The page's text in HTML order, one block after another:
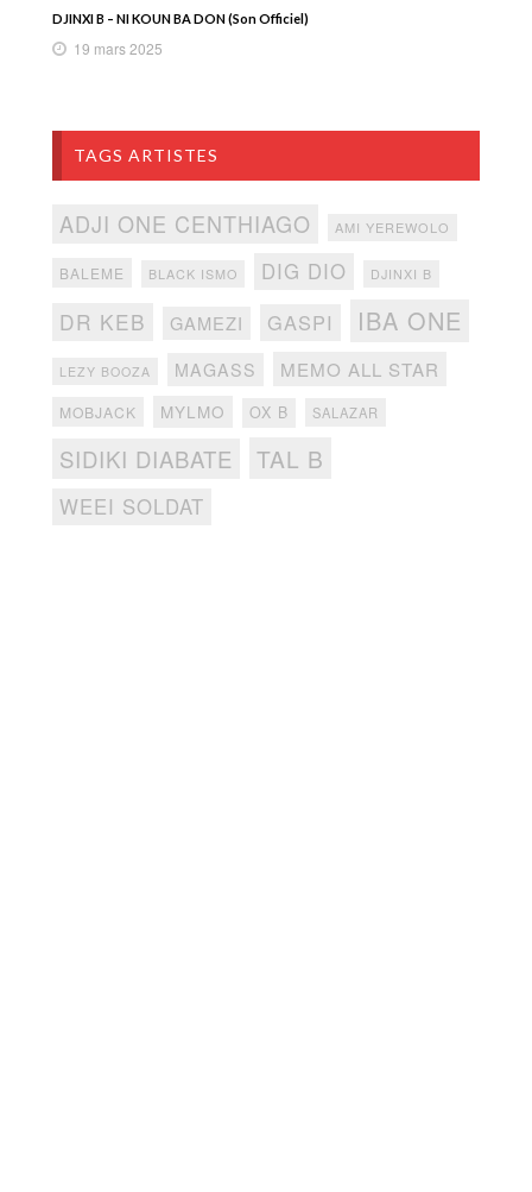
DJINXI B – NI KOUN BA DON (Son Officiel)
19 mars 2025
TAGS ARTISTES
ADJI ONE CENTHIAGO AMI YEREWOLO
BALEME BLACK ISMO DIG DIO DJINXI B
DR KEB GAMEZI GASPI IBA ONE
LEZY BOOZA MAGASS MEMO ALL STAR
MOBJACK MYLMO OX B SALAZAR
SIDIKI DIABATE TAL B
WEEI SOLDAT